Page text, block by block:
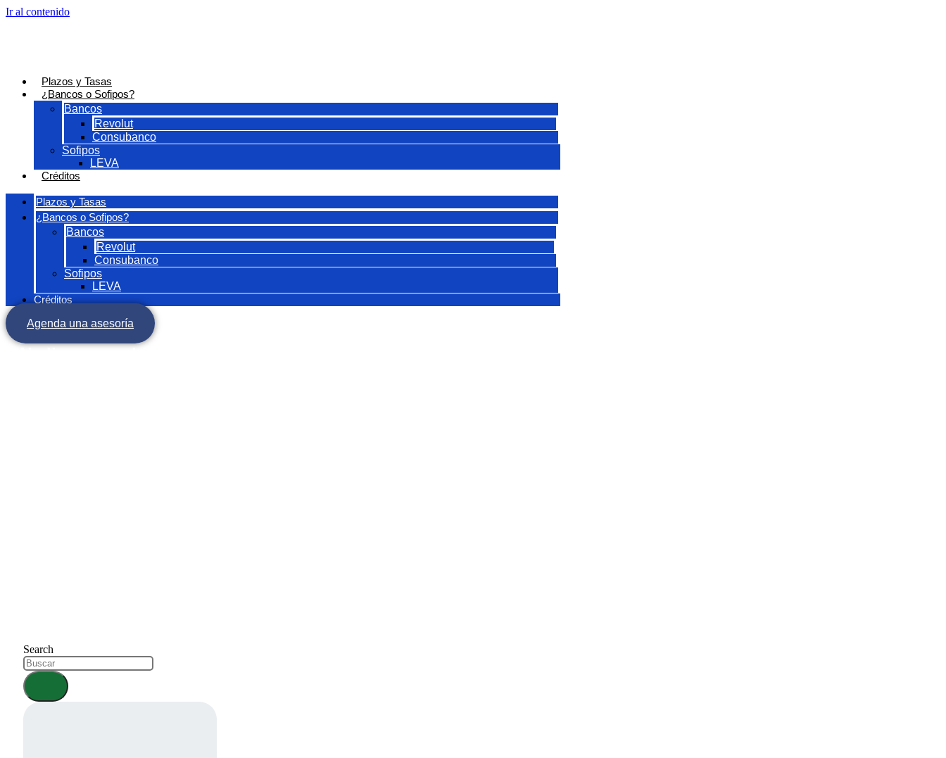
Ir al contenido
Plazos y Tasas
¿Bancos o Sofipos?
Bancos
Revolut
Consubanco
Sofipos
LEVA
Créditos
Plazos y Tasas
¿Bancos o Sofipos?
Bancos
Revolut
Consubanco
Sofipos
LEVA
Créditos
Agenda una asesoría
Search